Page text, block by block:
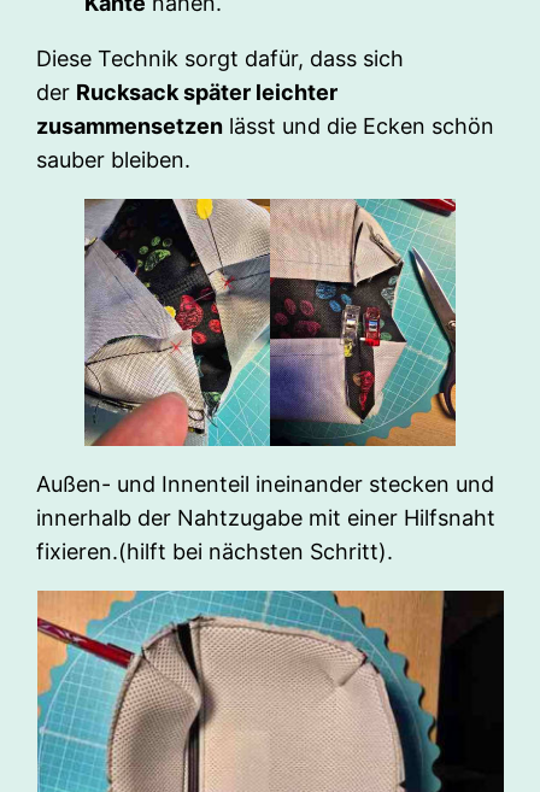
Diese Technik sorgt dafür, dass sich
der Rucksack später leichter
zusammensetzen lässt und die Ecken schön
sauber bleiben.
Außen- und Innenteil ineinander stecken und
innerhalb der Nahtzugabe mit einer Hilfsnaht
fixieren.(hilft bei nächsten Schritt).